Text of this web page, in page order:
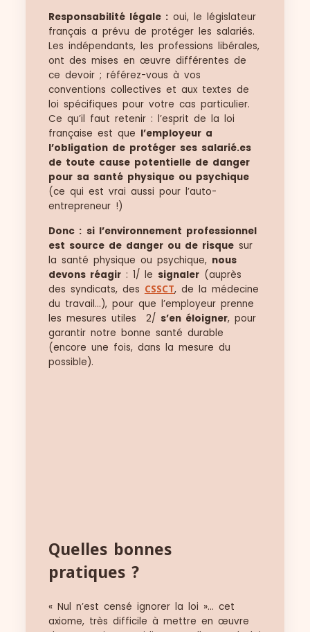
Responsabilité légale :oui, le législateur
français a prévu de protéger les salariés.
Les indépendants, les professions libérales,
ont des mises en œuvre différentes de
ce devoir ; référez-vous à vos
conventions collectives et aux textes de
loi spécifiques pour votre cas particulier.
Ce qu’il faut retenir : l’esprit de la loi
française est que l’employeur a
l’obligation de protéger ses salarié.es
de toute cause potentielle de danger
pour sa santé physique ou psychique
(ce qui est vrai aussi pour l’auto-
entrepreneur !)
Donc : si l’environnement professionnel
est source de danger ou de risquesur
la santé physique ou psychique, nous
devons réagir: 1/ le signaler(auprès
des syndicats, des CSSCT, de la médecine
du travail…), pour que l’employeur prenne
les mesures utiles 2/ s’en éloigner, pour
garantir notre bonne santé durable
(encore une fois, dans la mesure du
possible).
Quelles bonnes
pratiques ?
« Nul n’est censé ignorer la loi »… cet
axiome, très difficile à mettre en œuvre